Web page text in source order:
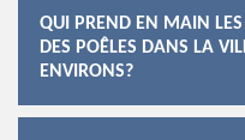
QUI PREND EN MAIN
DES POÊLES DANS LA
ENVIRONS?